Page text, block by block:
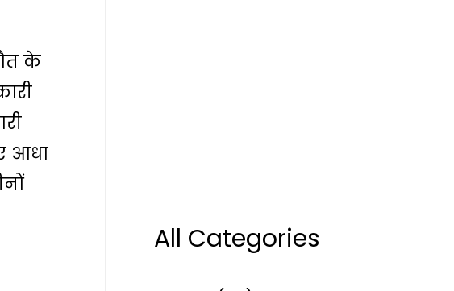
के
आधा
All Categories